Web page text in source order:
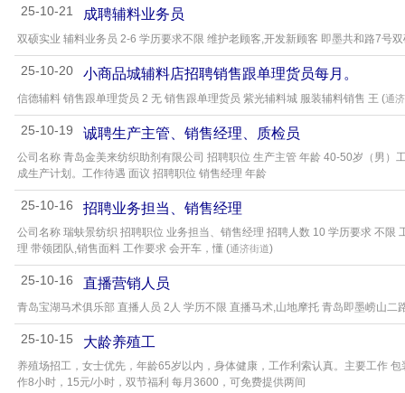
25-10-21 成聘辅料业务员
双硕实业 辅料业务员 2-6 学历要求不限 维护老顾客,开发新顾客 即墨共和路7号
25-10-20 小商品城辅料店招聘销售跟单理货员每月。
信德辅料 销售跟单理货员 2 无 销售跟单理货员 紫光辅料城 服装辅料销售 王 (通
25-10-19 诚聘生产主管、销售经理、质检员
公司名称 青岛金美来纺织助剂有限公司 招聘职位 生产主管 年龄 40-50岁（男）
成生产计划。工作待遇 面议 招聘职位 销售经理 年龄
25-10-16 招聘业务担当、销售经理
公司名称 瑞蚨景纺织 招聘职位 业务担当、销售经理 招聘人数 10 学历要求 不限
理 带领团队,销售面料 工作要求 会开车，懂 (通济街道)
25-10-16 直播营销人员
青岛宝湖马术俱乐部 直播人员 2人 学历不限 直播马术,山地摩托 青岛即墨崂山
25-10-15 大龄养殖工
养殖场招工，女士优先，年龄65岁以内，身体健康，工作利索认真。主要工作
作8小时，15元/小时，双节福利 每月3600，可免费提供两间